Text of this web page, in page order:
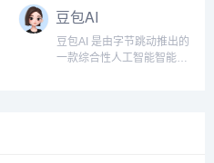
率、拓展创作领域，解锁无
限创作可能。强大的功能集
成，全...
创新的设计工具和资源，帮
助设计师在职业发展中持续
成长，最终实现更高的收入
的AI应用支持。通过低门槛
的接入方式，天工AI帮助企
业实现智能化转型，提升生
产效率和产品质量。平台通
豆包AI
豆包AI 是由字节跳动推出的
一款综合性人工智能智能体